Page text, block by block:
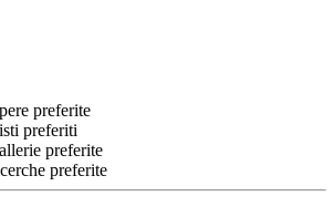
preferite
preferiti
preferite
preferite